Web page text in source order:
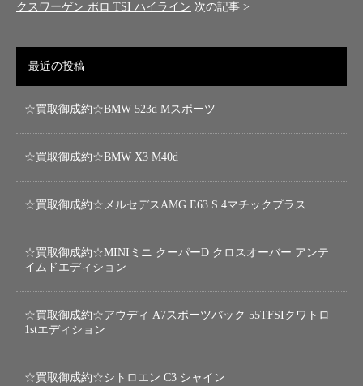
クスワーゲン ポロ TSI ハイライン 次の記事 >
最近の投稿
☆買取御成約☆BMW 523d Mスポーツ
☆買取御成約☆BMW X3 M40d
☆買取御成約☆メルセデスAMG E63 S 4マチックプラス
☆買取御成約☆MINIミニ クーパーD クロスオーバー アンテ
イムドエディション
☆買取御成約☆アウディ A7スポーツバック 55TFSIクワトロ
1stエディション
☆買取御成約☆シトロエン C3 シャイン